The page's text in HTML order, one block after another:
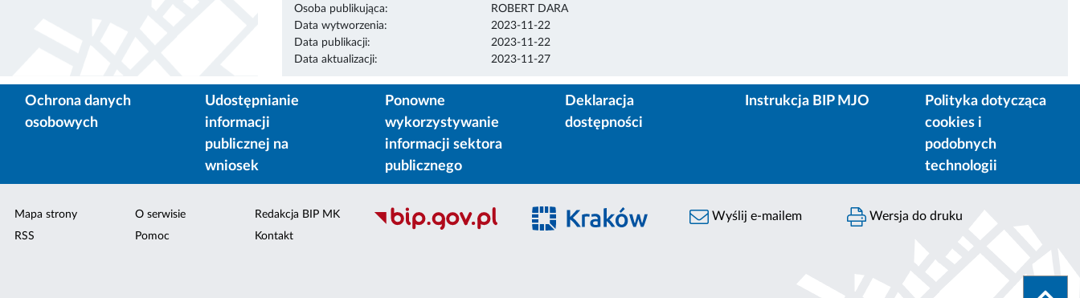
Osoba publikująca:
ROBERT DARA
Data wytworzenia:
2023-11-22
Data publikacji:
2023-11-22
Data aktualizacji:
2023-11-27
Ochrona danych
osobowych
Udostępnianie
informacji
publicznej na
wniosek
Ponowne
wykorzystywanie
informacji sektora
publicznego
Deklaracja
dostępności
Instrukcja BIP MJO
Polityka dotycząca
cookies i
podobnych
technologii
Mapa strony
RSS
O serwisie
Pomoc
Redakcja BIP MK
Kontakt
Wyślij e-mailem Wersja do druku